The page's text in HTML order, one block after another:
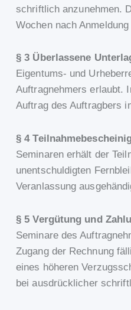
schriftlich anzunehmen.
Wochen nach
§ 3 Überlassene
Eigentums- und
Auftragnehmers erlaubt.
Auftrag des Auftragbers
§ 4
Seminaren erhält der
unentschuldigten
Veranlassung
§ 5 Vergütung und
Seminare des
Zugang der Rechnung
eines höheren
bei ausdrücklicher